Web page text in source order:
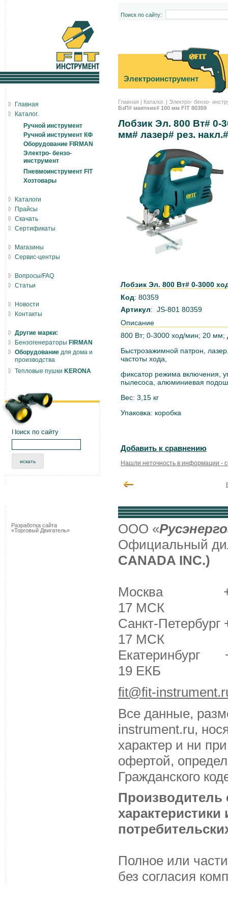
Поиск по сайту:
Электроинструмент
Главная | Каталог. | Электро- бензо-
БзП# маятник# 100 мм FIT 80359
Лобзик Эл. 800 Вт# 0-
мм# лазер# рез.
Лобзик Эл. 800 Вт# 0-3000
Код: 80359
Артикул: JS-801 80359
Описание
800 Вт; 0-3000 ход/мин; 20
Быстрозажимной патрон,
частоты хода,
фиксатор режима включения,
пылесоса, алюминиевая
Вес: 3,15 кг
Упаковка: коробка
Добавить к сравнению
Нашли неточность в информации -
Главная
Каталог.
Ручной инструмент
Ручной инструмент КФ
Оборудование FIRMAN
Электро- бензо-
инструмент
Пневмоинструмент FIT
Хозтовары
Каталоги
Прайсы
Скачать
Сертификаты
Магазины
Сервис-центры
Вопросы/FAQ
Статьи
Новости
Контакты
Другие марки:
Бензогенераторы FIRMAN
Оборудование для дома и
производства
Тепловые пушки KERONA
Поиск по сайту
Разработка сайта
«Торговый Двигатель»
ООО «
Официальный
CANADA INC.)
Москва +7
17 МСК
Санкт-
17 МСК
Екатеринбург
19 ЕКБ
fit@fit-
Все данные,
instrument.ru,
характер и ни
офертой,
Гражданского
Производитель
Полное или
без согласия